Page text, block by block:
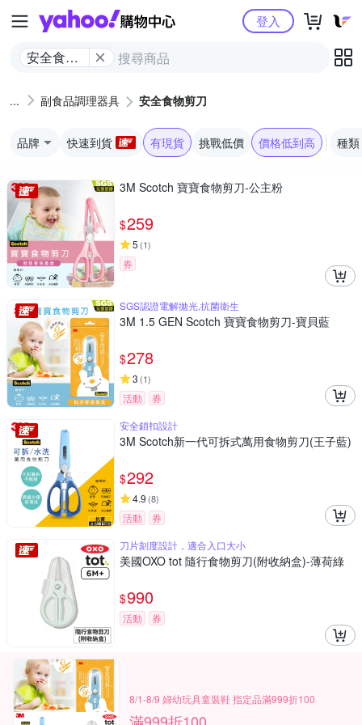
Yahoo購物中心
安全食物
登入
副食品調理器具 安全食物剪刀
品牌 快速到貨 有現貨 挑戰低價 價格低到高 種類
3M Scotch 寶寶食物剪刀-公主粉
$259
5 (1)
券
SGS認證電解拋光,抗菌衛生
3M 1.5 GEN Scotch 寶寶食物剪刀-寶貝藍
$278
3 (1)
活動
券
安全鎖扣設計
3M Scotch新一代可拆式萬用食物剪刀(王子藍)
$292
4.9 (8)
活動
券
刀片刻度設計，適合入口大小
美國OXO tot 隨行食物剪刀(附收納盒)-薄荷綠
$990
活動 券
8/1-8/9 婦幼玩具童裝鞋 指定品滿999折100